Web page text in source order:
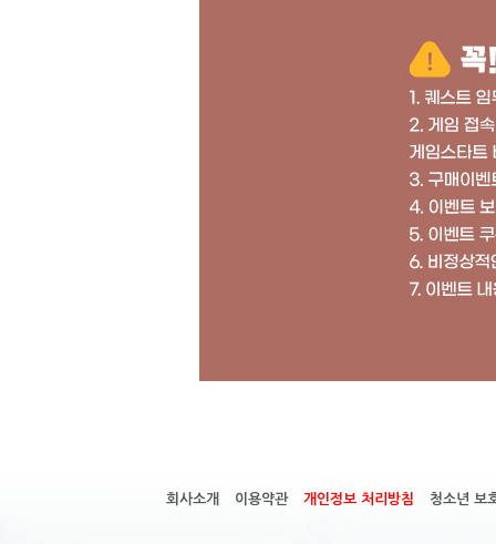
회사소개 이용약관 개인정보 처리방침 청소년 보